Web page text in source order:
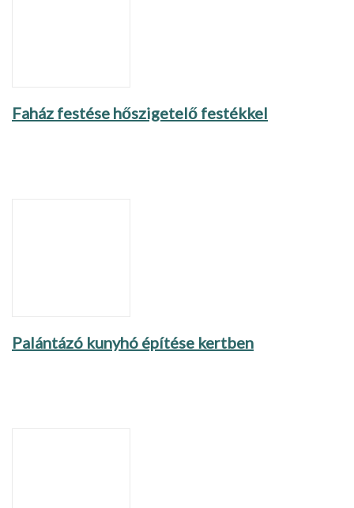
Faház festése hőszigetelő festékkel
Palántázó kunyhó építése kertben